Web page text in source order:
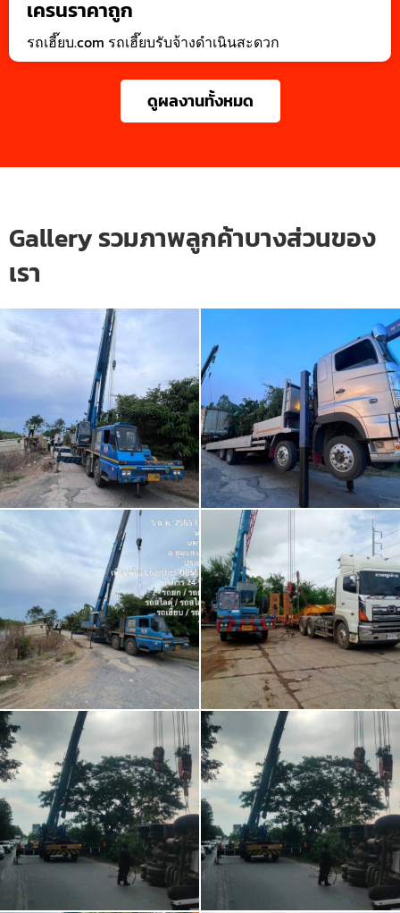
เครนราคาถูก
รถเฮี๊ยบ.com รถเฮี๊ยบรับจ้างดำเนินสะดวก
ดูผลงานทั้งหมด
Gallery รวมภาพลูกค้าบางส่วนของ
เรา